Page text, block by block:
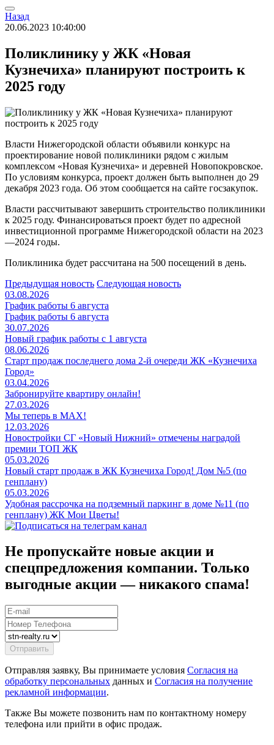
Назад
20.06.2023 10:40:00
Поликлинику у ЖК «Новая
Кузнечиха» планируют построить к
2025 году
Власти Нижегородской области объявили конкурс на
проектирование новой поликлиники рядом с жилым
комплексом «Новая Кузнечиха» и деревней Новопокровское.
По условиям конкурса, проект должен быть выполнен до 29
декабря 2023 года. Об этом сообщается на сайте госзакупок.
Власти рассчитывают завершить строительство поликлиники
к 2025 году. Финансироваться проект будет по адресной
инвестиционной программе Нижегородской области на 2023
—2024 годы.
Поликлиника будет рассчитана на 500 посещений в день.
Предыдущая новость Следующая новость
03.08.2026
График работы 6 августа
График работы 6 августа
30.07.2026
Новый график работы с 1 августа
08.06.2026
Старт продаж последнего дома 2-й очереди ЖК «Кузнечиха
Город»
03.04.2026
Забронируйте квартиру онлайн!
27.03.2026
Мы теперь в MAX!
12.03.2026
Новостройки СГ «Новый Нижний» отмечены наградой
премии ТОП ЖК
05.03.2026
Новый старт продаж в ЖК Кузнечиха Город! Дом №5 (по
генплану)
05.03.2026
Удобная рассрочка на подземный паркинг в доме №11 (по
генплану) ЖК Мои Цветы!
Не пропускайте новые акции и
спецпредложения компании. Только
выгодные акции — никакого спама!
Отправляя заявку, Вы принимаете условия Согласия на
обработку персональных данных и Согласия на получение
рекламной информации.
Также Вы можете позвонить нам по контактному номеру
телефона или прийти в офис продаж.